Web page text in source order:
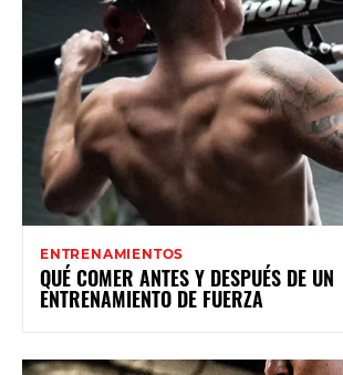
ENTRENAMIENTOS
QUÉ COMER ANTES Y DESPUÉS DE UN
ENTRENAMIENTO DE FUERZA